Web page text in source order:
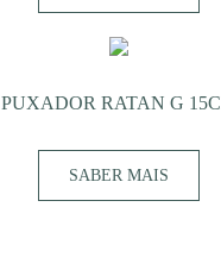
PUXADOR RATAN G
SABER MAIS